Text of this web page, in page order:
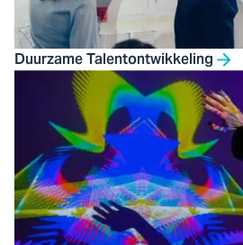
Duurzame Talentontwikkeling